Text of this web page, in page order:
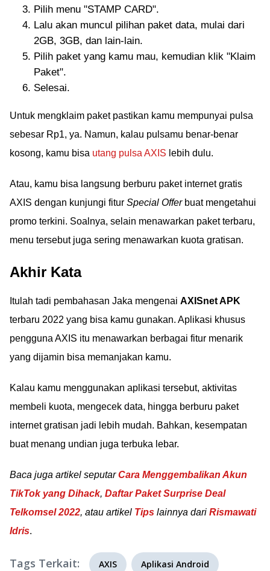
Pilih menu "STAMP CARD".
Lalu akan muncul pilihan paket data, mulai dari
2GB, 3GB, dan lain-lain.
Pilih paket yang kamu mau, kemudian klik "Klaim
Paket".
Selesai.
Untuk mengklaim paket pastikan kamu mempunyai pulsa
sebesar Rp1, ya. Namun, kalau pulsamu benar-benar
kosong, kamu bisa utang pulsa AXIS lebih dulu.
Atau, kamu bisa langsung berburu paket internet gratis
AXIS dengan kunjungi fitur Special Offerbuat mengetahui
promo terkini. Soalnya, selain menawarkan paket terbaru,
menu tersebut juga sering menawarkan kuota gratisan.
Akhir Kata
Itulah tadi pembahasan Jaka mengenai AXISnet APK
terbaru 2022 yang bisa kamu gunakan. Aplikasi khusus
pengguna AXIS itu menawarkan berbagai fitur menarik
yang dijamin bisa memanjakan kamu.
Kalau kamu menggunakan aplikasi tersebut, aktivitas
membeli kuota, mengecek data, hingga berburu paket
internet gratisan jadi lebih mudah. Bahkan, kesempatan
buat menang undian juga terbuka lebar.
Baca juga artikel seputarCara Menggembalikan Akun
TikTok yang Dihack, Daftar Paket Surprise Deal
Telkomsel 2022, atau artikel Tips lainnya dari Rismawati
Idris.
Tags Terkait: AXIS Aplikasi Android